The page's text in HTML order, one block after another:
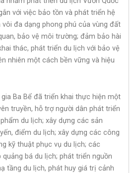
với việc bảo tồn và phát triển hệ
đa dạng phong phú của vùng đất
bảo vệ môi trường; đảm bảo hài
thác, phát triển du lịch với bảo vệ
nhiên một cách bền vững và hiệu
Ba Bể đã triển khai thực hiện một
truyền, hỗ trợ người dân phát triển
du lịch; xây dựng các sản
điểm du lịch; xây dựng các công
kỹ thuật phục vụ du lịch; các
quảng bá du lịch; phát triển nguồn
tầng du lịch, phát huy giá trị cảnh